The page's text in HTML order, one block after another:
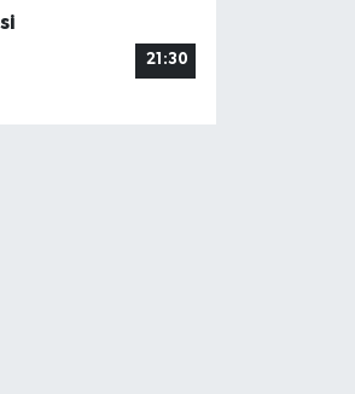
21:30